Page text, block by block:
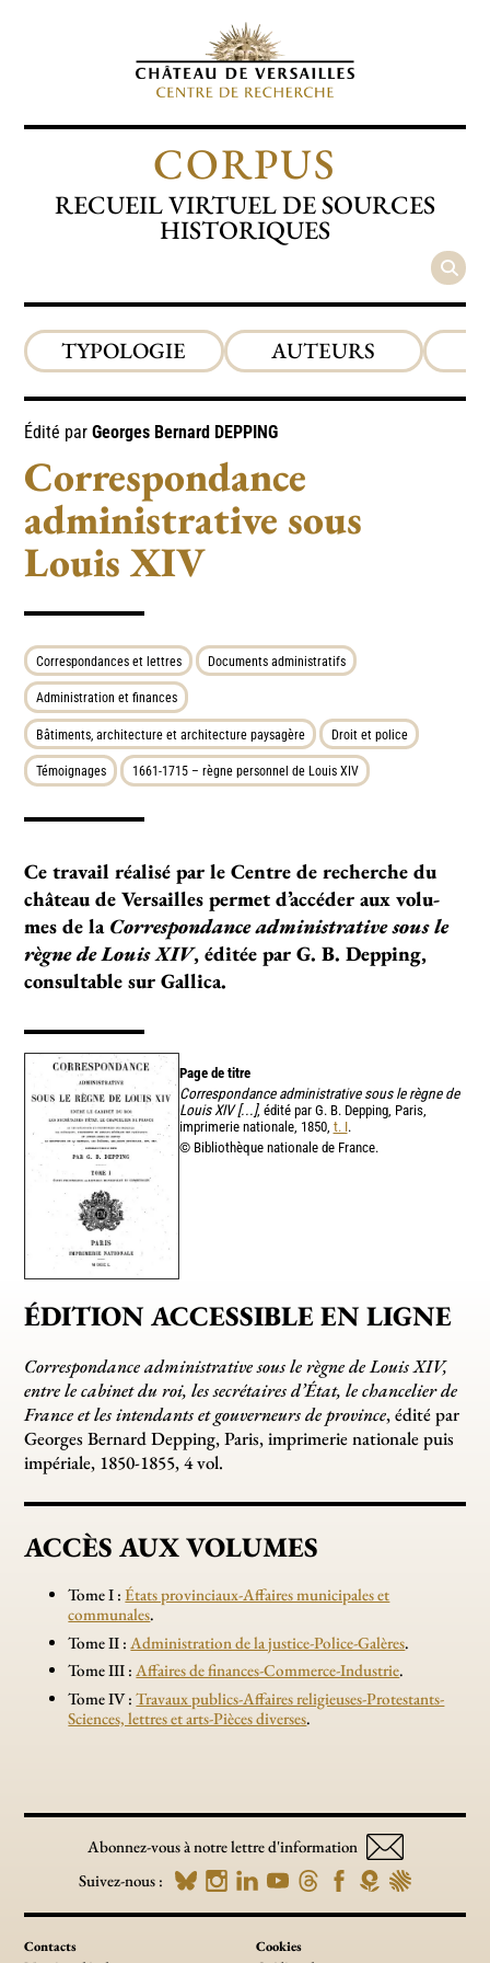
CORPUS
RECUEIL VIRTUEL DE SOURCES
HISTORIQUES
TYPOLOGIE AUTEURS
Édité parGeorges Bernard DEPPING
Correspondance
administrative sous
Louis XIV
Correspondances et lettres Documents administratifs
Administration et finances
Bâtiments, architecture et architecture paysagère Droit et police
Témoignages 1661-1715 – règne personnel de Louis XIV
Ce tra­­­vail réa­­­lisé par le Centre de recher­­­che du
châ­­­teau de Versailles per­­­met d’accé­­­der aux volu­­
mes de la Correspondance administrative sous le
règne de Louis XIV, éditée par G. B. Depping,
consultable sur Gallica.
Page de titre
Correspondance administrative sous le règne de
Louis XIV [...], édité par G. B. Depping, Paris,
imprimerie nationale, 1850, t. I.
© Bibliothèque nationale de France.
ÉDITION ACCESSIBLE EN LIGNE
Correspondance administrative sous le règne de Louis XIV,
entre le cabinet du roi, les secrétaires d’État, le chancelier de
France et les intendants et gouverneurs de province, édité par
Georges Bernard Depping, Paris, imprimerie nationale puis
impériale, 1850-1855, 4 vol.
ACCÈS AUX VOLUMES
Tome I :États provinciaux-Affaires municipales et
communales.
Tome II :Administration de la justice-Police-Galères.
Tome III :Affaires de finances-Commerce-Industrie.
Tome IV :Travaux publics-Affaires religieuses-Protestants-
Sciences, lettres et arts-Pièces diverses.
Abonnez-vous à notre lettre d'information
Suivez-nous :
Contacts
Cookies